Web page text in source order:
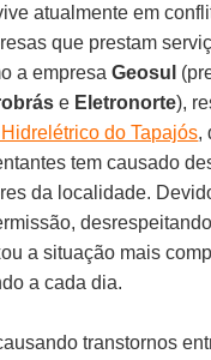
atualmente em
que prestam
a empresaGeosul
e Eletronorte),
do Tapajós,
tem causado
da localidade.
a situação mais
a cada dia.
transtornos